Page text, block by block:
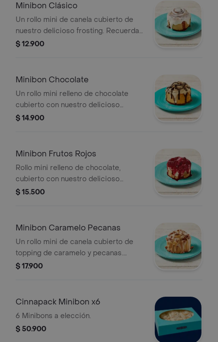
Minibon Clásico
Un rollo mini de canela cubierto de
nuestro delicioso frosting. Recuerda
calentar en microondas 20s.
$ 12.900
Minibon Chocolate
Un rollo mini relleno de chocolate
cubierto con nuestro delicioso
frosting y salsa de chocolate.
$ 14.900
Minibon Frutos Rojos
Rollo mini relleno de chocolate,
cubierto con nuestro delicioso
frosting y salsa de frutos rojos (la
$ 15.500
Minibon Caramelo Pecanas
Un rollo mini de canela cubierto de
topping de caramelo y pecanas.
Recuerda calentar en microondas 20
$ 17.900
Cinnapack Minibon x6
6 Minibons a elección.
$ 50.900